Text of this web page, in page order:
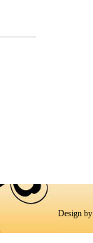
Design by